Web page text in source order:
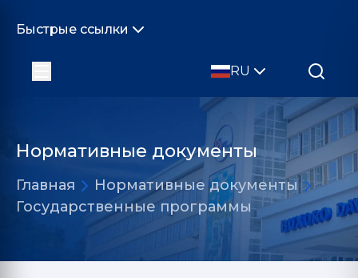
Быстрые ссылки
RU
Нормативные документы
Главная
Нормативные документы
Государственные программы